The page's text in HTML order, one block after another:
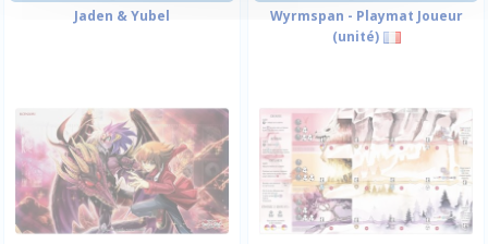
Jaden & Yubel
Wyrmspan - Playmat Joueur
(unité)